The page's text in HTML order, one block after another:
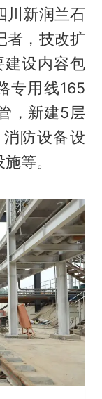
川新润兰石
者，技改扩
设内容包
专用线165
，新建5层
防设备设
等。